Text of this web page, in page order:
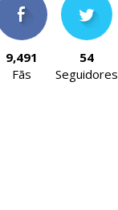
9,491
Fãs
54
Seguidores